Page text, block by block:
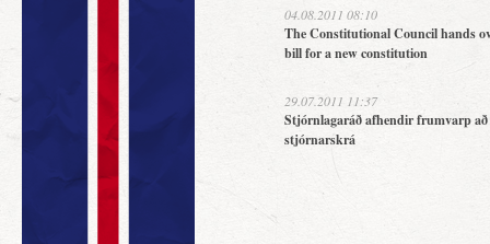
04.08.2011 08:10
The Constitutional Council hands
bill for a new constitution
29.07.2011 11:37
Stjórnlagaráð afhendir frumvarp
stjórnarskrá